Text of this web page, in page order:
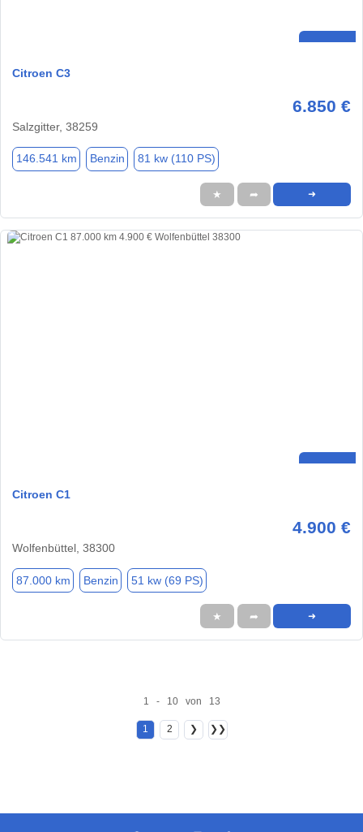
Citroen C3
6.850 €
Salzgitter, 38259
146.541 km Benzin 81 kw (110 PS)
★ ➦ ➜
Citroen C1
4.900 €
Wolfenbüttel, 38300
87.000 km Benzin 51 kw (69 PS)
★ ➦ ➜
1 - 10 von 13
1 2 ❯ ❯❯